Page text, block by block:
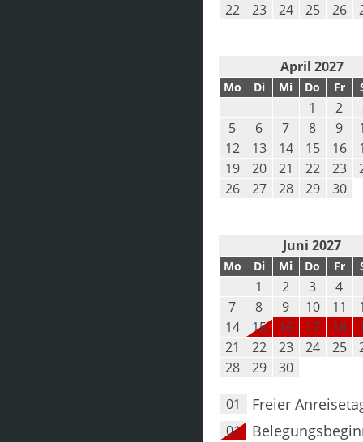
22
23 24 25 26
April 2027
Mo Di Mi Do Fr
1 2
5
6 7 8 9
12
13 14 15 16
19
20 21 22 23
26
27 28 29 30
Juni 2027
Mo Di Mi Do Fr
1 2 3 4
7
8 9 10 11
14
15 16 17 18
21
22 23 24 25
28
29 30
01 Freier
01